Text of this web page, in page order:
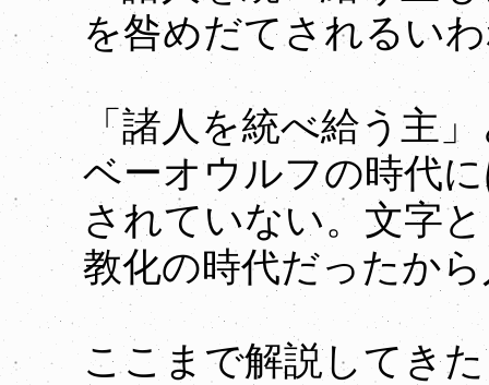
を咎めだてされるい
「諸人を統べ給う主
ベーオウルフの時代
されていない。文字
教化の時代だったか
ここまで解説してき